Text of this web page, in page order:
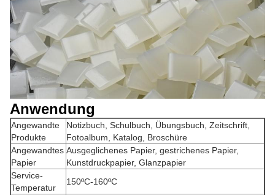
Anwendung
Angewandte
Produkte
Notizbuch, Schulbuch, Übungsbuch, Zeitschrift,
Fotoalbum, Katalog, Broschüre
Angewandtes
Papier
Ausgeglichenes Papier, gestrichenes Papier,
Kunstdruckpapier, Glanzpapier
Service-
Temperatur
150ºC-160ºC